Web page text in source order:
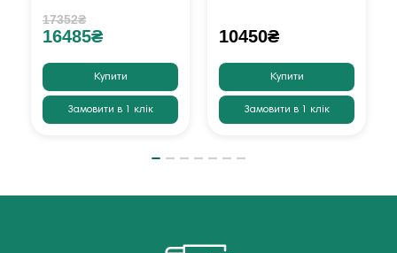
17352₴
16485₴
Купити
Замовити в 1 клік
10450₴
Купити
Замовити в 1 клік